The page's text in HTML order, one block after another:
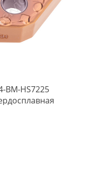
BM-HS7225